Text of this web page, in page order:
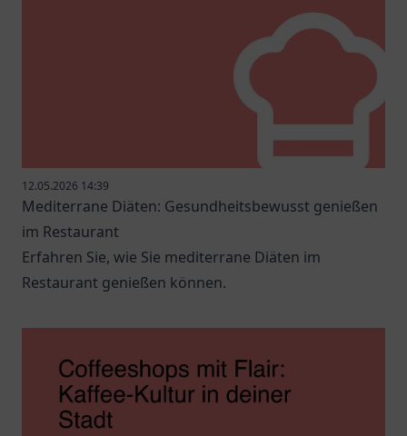
12.05.2026 14:39
Mediterrane Diäten: Gesundheitsbewusst genießen
im Restaurant
Erfahren Sie, wie Sie mediterrane Diäten im
Restaurant genießen können.